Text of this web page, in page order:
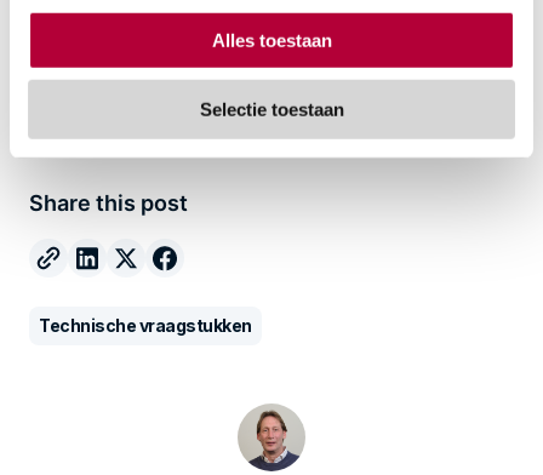
Alles toestaan
Selectie toestaan
beperkingen van het stroomnet.
Technische vraagstukken